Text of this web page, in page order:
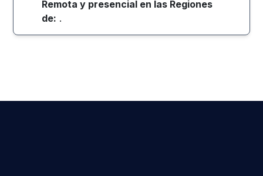
Remota y presencial en las Regiones
de: .